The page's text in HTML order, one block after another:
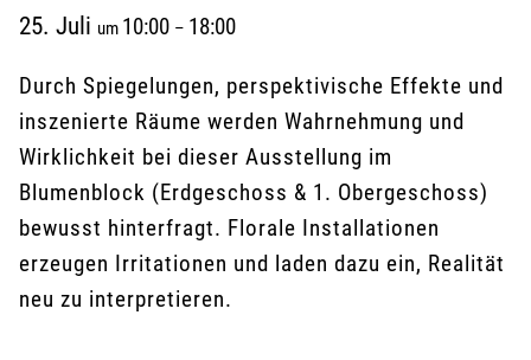
25. Juli um 10:00 – 18:00
Durch Spiegelungen, perspektivische Effekte und
inszenierte Räume werden Wahrnehmung und
Wirklichkeit bei dieser Ausstellung im
Blumenblock (Erdgeschoss & 1. Obergeschoss)
bewusst hinterfragt. Florale Installationen
erzeugen Irritationen und laden dazu ein, Realität
neu zu interpretieren.